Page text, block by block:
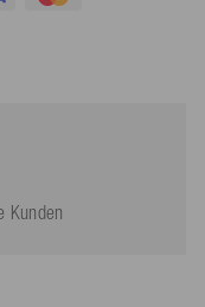
Kunden